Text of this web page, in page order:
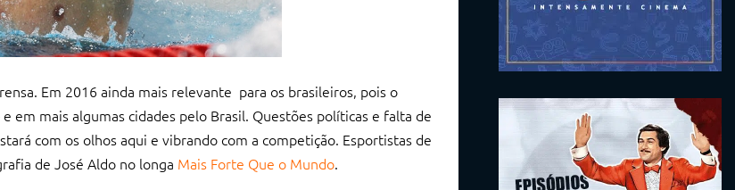
Em 2016 ainda mais relevante para os brasileiros, pois o
mais algumas cidades pelo Brasil. Questões políticas e falta de
com os olhos aqui e vibrando com a competição. Esportistas de
de José Aldo no longa Mais Forte Que o Mundo.